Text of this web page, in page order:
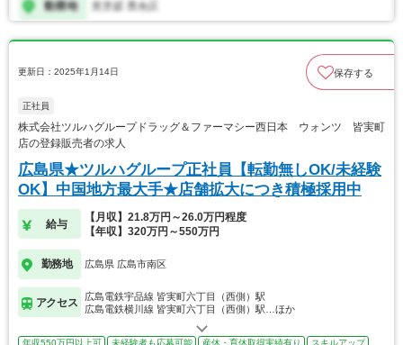
更新日：2025年1月14日 保存する
正社員
株式会社ツルハグループドラッグ＆ファーマシー西日本 ウォンツ 皆実町
店の登録販売者の求人
広島県★ツルハグループ正社員【転勤無しOK/未経験
OK】中国地方最大手★店舗拡大につき積極採用中
給与
【月収】21.8万円～26.0万円程度
【年収】320万円～550万円
勤務地 広島県 広島市南区
アクセス
広島電鉄宇品線 皆実町六丁目（西側）駅
広島電鉄横川線 皆実町六丁目（西側）駅…ほか
年収550万円以上可 未経験者も応募可能 産休・育休取得実績有り
スキルアップ